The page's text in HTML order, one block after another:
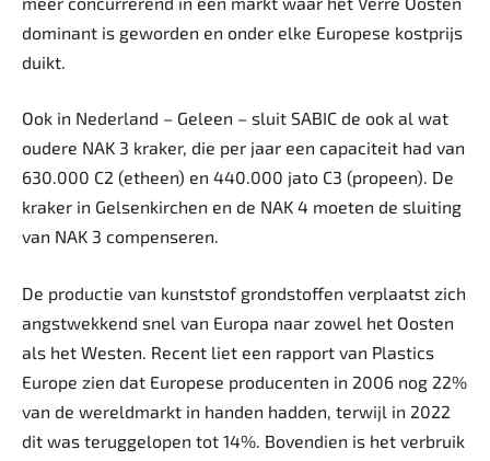
dominant is geworden en onder elke Europese kostprijs
duikt.
Ook in Nederland – Geleen – sluit SABIC de ook al wat
oudere NAK 3 kraker, die per jaar een capaciteit had van
630.000 C2 (etheen) en 440.000 jato C3 (propeen). De
kraker in Gelsenkirchen en de NAK 4 moeten de sluiting
van NAK 3 compenseren.
De productie van kunststof grondstoffen verplaatst zich
angstwekkend snel van Europa naar zowel het Oosten
als het Westen. Recent liet een rapport van Plastics
Europe zien dat Europese producenten in 2006 nog 22%
van de wereldmarkt in handen hadden, terwijl in 2022
dit was teruggelopen tot 14%. Bovendien is het verbruik